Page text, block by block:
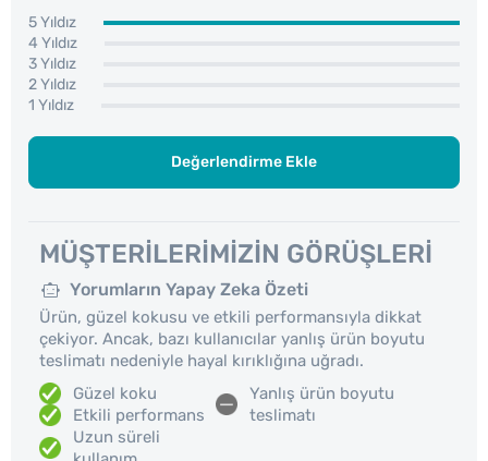
5 Yıldız
4 Yıldız
3 Yıldız
2 Yıldız
1 Yıldız
Değerlendirme Ekle
MÜŞTERILERIMIZIN GÖRÜŞLERI
Yorumların Yapay Zeka Özeti
Ürün, güzel kokusu ve etkili performansıyla dikkat
çekiyor. Ancak, bazı kullanıcılar yanlış ürün boyutu
teslimatı nedeniyle hayal kırıklığına uğradı.
Güzel koku
Etkili performans
Uzun süreli
Yanlış ürün boyutu
teslimatı